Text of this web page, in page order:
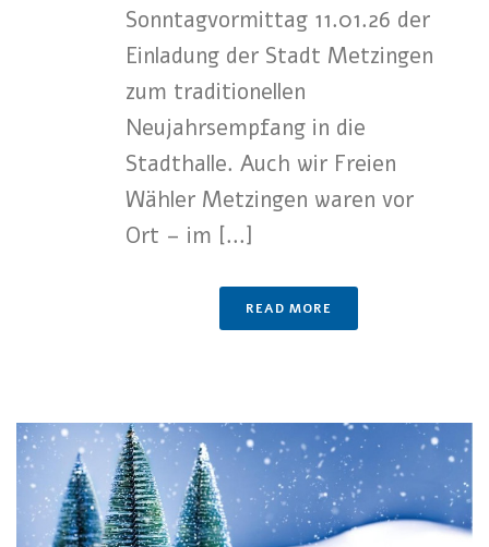
Sonntagvormittag 11.01.26 der
Einladung der Stadt Metzingen
zum traditionellen
Neujahrsempfang in die
Stadthalle. Auch wir Freien
Wähler Metzingen waren vor
Ort – im [...]
READ MORE